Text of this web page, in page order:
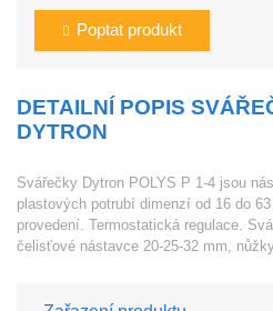
Poptat produkt
DETAILNÍ POPIS
DYTRON
Svářečky Dytron POLYS P 1-4 jsou
plastových potrubí dimenzí od 16 do
provedení. Termostatická regulace.
čelisťové nástavce 20-25-32 mm,